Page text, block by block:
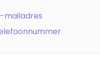
mailadres